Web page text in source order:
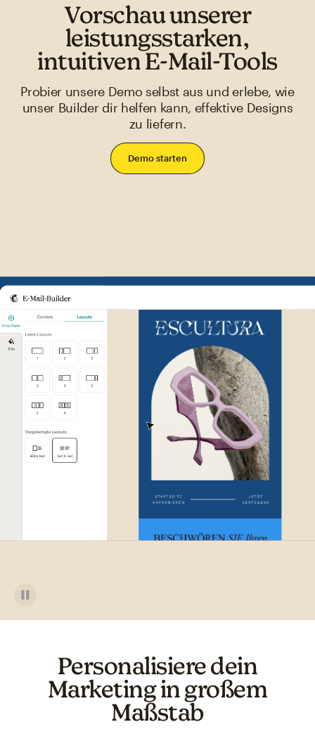
Vorschau unserer
leistungsstarken,
intuitiven E-Mail-Tools
Probier unsere Demo selbst aus und erlebe, wie
unser Builder dir helfen kann, effektive Designs
zu liefern.
Demo starten
Beispiel einer Mailchimp-
Personalisiere dein
Marketing in großem
Maßstab